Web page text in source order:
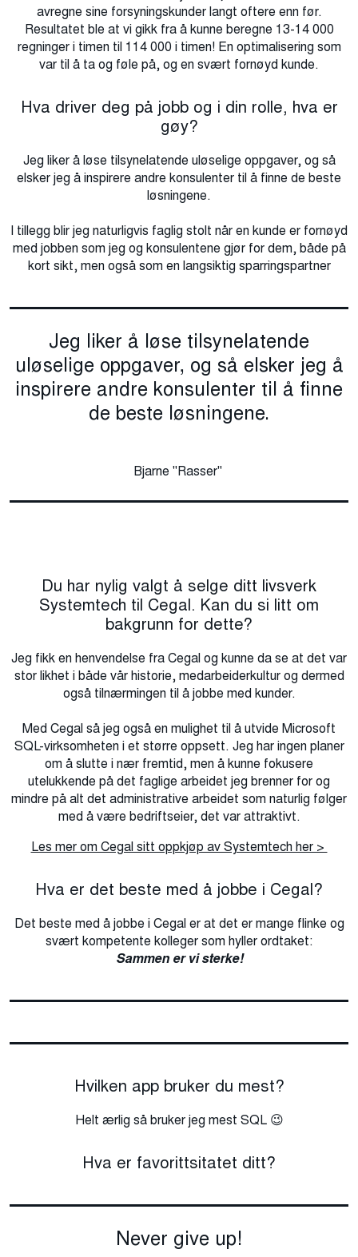
avregne sine forsyningskunder langt oftere enn før.
Resultatet ble at vi gikk fra å kunne beregne 13-14 000
regninger i timen til 114 000 i timen! En optimalisering som
var til å ta og føle på, og en svært fornøyd kunde.
Hva driver deg på jobb og i din rolle, hva er
gøy?
Jeg liker å løse tilsynelatende uløselige oppgaver, og så
elsker jeg å inspirere andre konsulenter til å finne de beste
løsningene.
I tillegg blir jeg naturligvis faglig stolt når en kunde er fornøyd
med jobben som jeg og konsulentene gjør for dem, både på
kort sikt, men også som en langsiktig sparringspartner
Jeg liker å løse tilsynelatende
uløselige oppgaver, og så elsker jeg å
inspirere andre konsulenter til å finne
de beste løsningene.
Bjarne "Rasser"
Du har nylig valgt å selge ditt livsverk
Systemtech til Cegal. Kan du si litt om
bakgrunn for dette?
Jeg fikk en henvendelse fra Cegal og kunne da se at det var
stor likhet i både vår historie, medarbeiderkultur og dermed
også tilnærmingen til å jobbe med kunder.
Med Cegal så jeg også en mulighet til å utvide Microsoft
SQL-virksomheten i et større oppsett. Jeg har ingen planer
om å slutte i nær fremtid, men å kunne fokusere
utelukkende på det faglige arbeidet jeg brenner for og
mindre på alt det administrative arbeidet som naturlig følger
med å være bedriftseier, det var attraktivt.
Les mer om Cegal sitt oppkjøp av Systemtech her >
Hva er det beste med å jobbe i Cegal?
Det beste med å jobbe i Cegal er at det er mange flinke og
svært kompetente kolleger som hyller ordtaket:
Sammen er vi sterke!
Hvilken app bruker du mest?
Helt ærlig så bruker jeg mest SQL 😉
Hva er favorittsitatet ditt?
Never give up!